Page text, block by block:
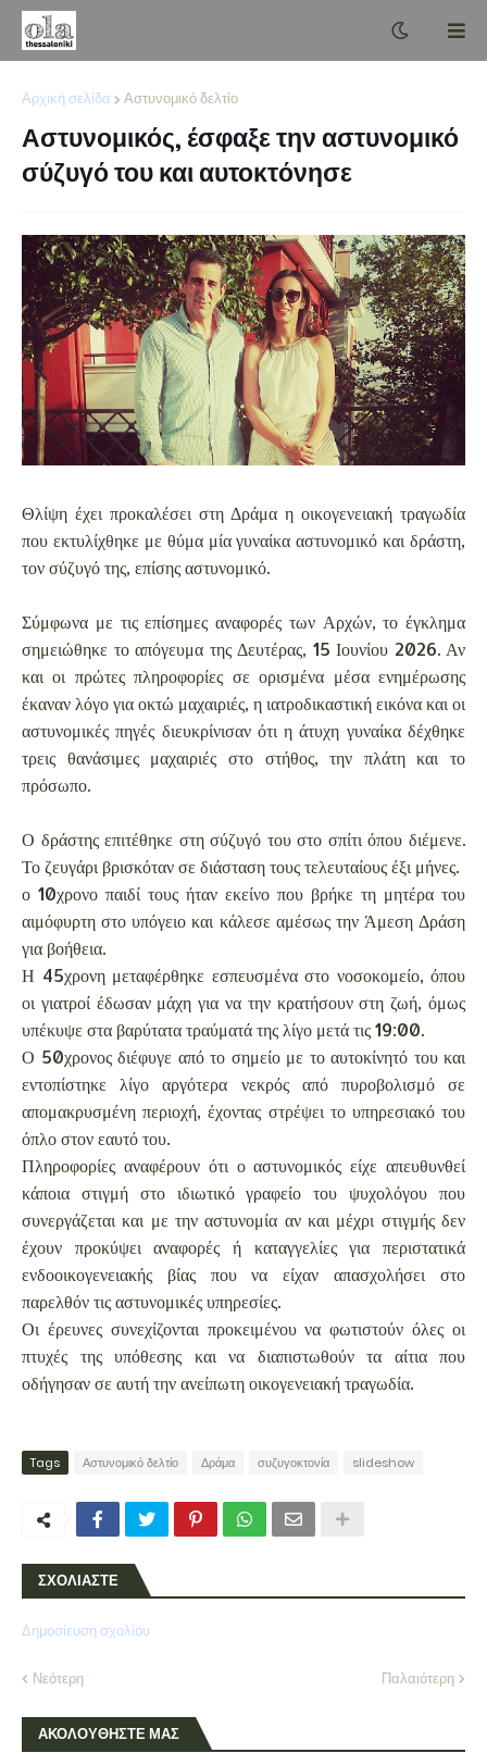
Αρχική σελίδα Αστυνομικό δελτίο
Αστυνομικός, έσφαξε την αστυνομικό
σύζυγό του και αυτοκτόνησε
Θλίψη έχει προκαλέσει στη Δράμα η οικογενειακή τραγωδία
που εκτυλίχθηκε με θύμα μία γυναίκα αστυνομικό και δράστη,
τον σύζυγό της, επίσης αστυνομικό.
Σύμφωνα με τις επίσημες αναφορές των Αρχών, το έγκλημα
σημειώθηκε το απόγευμα της Δευτέρας, 15 Ιουνίου 2026. Αν
και οι πρώτες πληροφορίες σε ορισμένα μέσα ενημέρωσης
έκαναν λόγο για οκτώ μαχαιριές, η ιατροδικαστική εικόνα και οι
αστυνομικές πηγές διευκρίνισαν ότι η άτυχη γυναίκα δέχθηκε
τρεις θανάσιμες μαχαιριές στο στήθος, την πλάτη και το
πρόσωπο.
Ο δράστης επιτέθηκε στη σύζυγό του στο σπίτι όπου διέμενε.
Το ζευγάρι βρισκόταν σε διάσταση τους τελευταίους έξι μήνες.
ο 10χρονο παιδί τους ήταν εκείνο που βρήκε τη μητέρα του
αιμόφυρτη στο υπόγειο και κάλεσε αμέσως την Άμεση Δράση
για βοήθεια.
Η 45χρονη μεταφέρθηκε εσπευσμένα στο νοσοκομείο, όπου
οι γιατροί έδωσαν μάχη για να την κρατήσουν στη ζωή, όμως
υπέκυψε στα βαρύτατα τραύματά της λίγο μετά τις 19:00.
Ο 50χρονος διέφυγε από το σημείο με το αυτοκίνητό του και
εντοπίστηκε λίγο αργότερα νεκρός από πυροβολισμό σε
απομακρυσμένη περιοχή, έχοντας στρέψει το υπηρεσιακό του
όπλο στον εαυτό του.
Πληροφορίες αναφέρουν ότι ο αστυνομικός είχε απευθυνθεί
κάποια στιγμή στο ιδιωτικό γραφείο του ψυχολόγου που
συνεργάζεται και με την αστυνομία αν και μέχρι στιγμής δεν
έχουν προκύψει αναφορές ή καταγγελίες για περιστατικά
ενδοοικογενειακής βίας που να είχαν απασχολήσει στο
παρελθόν τις αστυνομικές υπηρεσίες.
Οι έρευνες συνεχίζονται προκειμένου να φωτιστούν όλες οι
πτυχές της υπόθεσης και να διαπιστωθούν τα αίτια που
οδήγησαν σε αυτή την ανείπωτη οικογενειακή τραγωδία.
Tags Αστυνομικό δελτίο Δράμα συζυγοκτονία slideshow
ΣΧΟΛΙΑΣΤΕ
Δημοσίευση σχολίου
Νεότερη Παλαιότερη
ΑΚΟΛΟΥΘΗΣΤΕ ΜΑΣ